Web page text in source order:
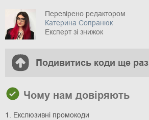
Перевірено редактором
Катерина Сопранюк
Експерт зі знижок
Подивитись коди ще раз
Чому нам довіряють
1. Екслюзивні промокоди